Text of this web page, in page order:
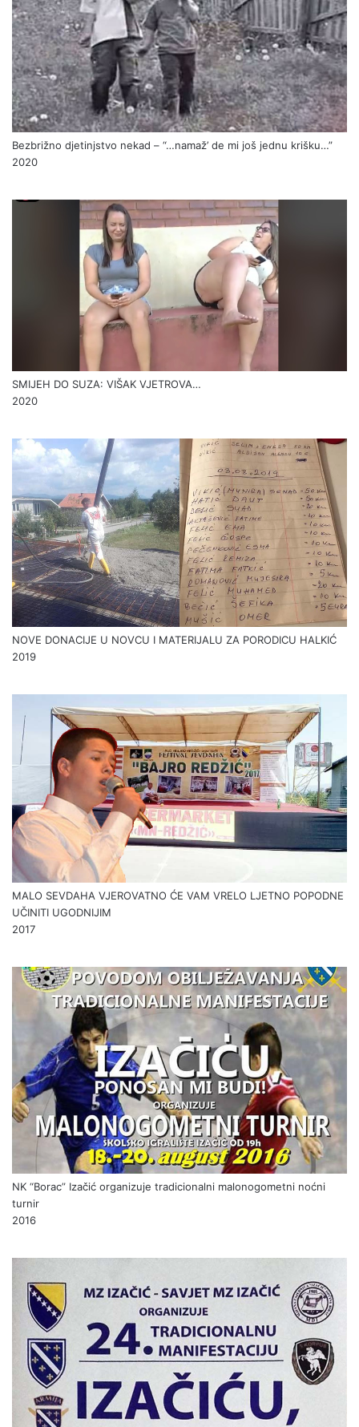
Bezbrižno djetinjstvo nekad – “…namaž’ de mi još jednu krišku…”
2020
SMIJEH DO SUZA: VIŠAK VJETROVA…
2020
NOVE DONACIJE U NOVCU I MATERIJALU ZA PORODICU HALKIĆ
2019
MALO SEVDAHA VJEROVATNO ĆE VAM VRELO LJETNO POPODNE
UČINITI UGODNIJIM
2017
NK “Borac” Izačić organizuje tradicionalni malonogometni noćni
turnir
2016